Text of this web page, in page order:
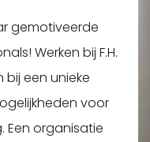
gemotiveerde
Werken bij F.H.
bij een unieke
voor
Een organisatie